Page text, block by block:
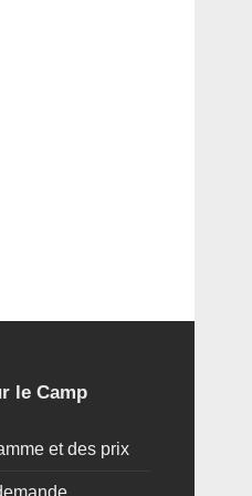
le Camp
et des prix